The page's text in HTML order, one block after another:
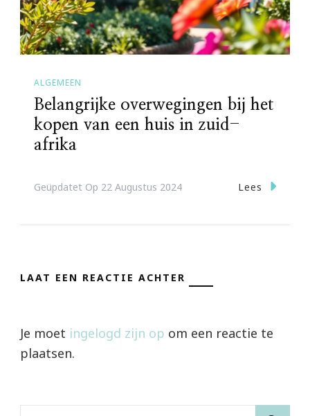
ALGEMEEN
Belangrijke overwegingen bij het
kopen van een huis in zuid-
afrika
Geüpdatet Op 22 Augustus 2024 Lees
LAAT EEN REACTIE ACHTER
Je moet ingelogd zijn op om een reactie te
plaatsen.